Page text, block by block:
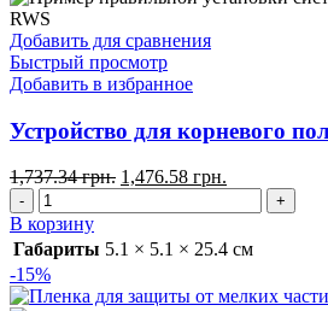
Добавить для сравнения
Быстрый просмотр
Добавить в избранное
Устройство для корневого
1,737.34грн. 1,476.58 грн.
В корзину
Габариты 5.1 × 5.1 × 25.4 см
-15%